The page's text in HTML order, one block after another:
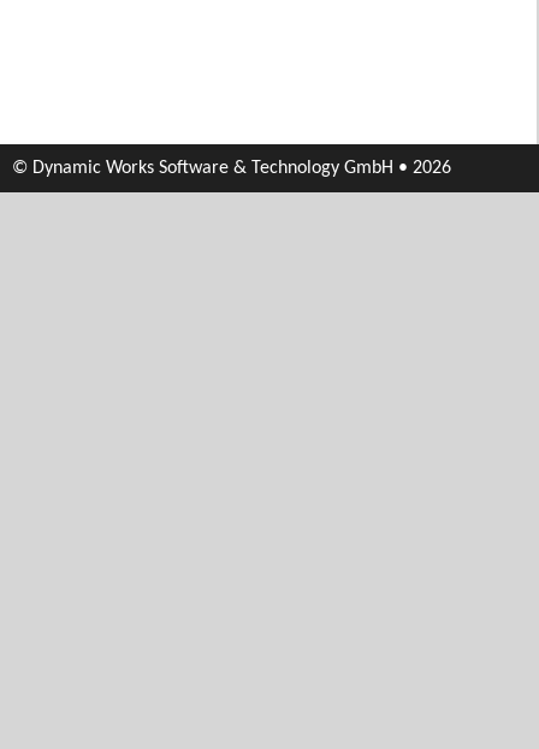
© Dynamic Works Software & Technology GmbH • 2026